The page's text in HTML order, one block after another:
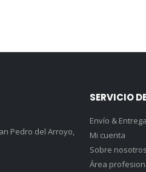
Pedro del Arroyo,
SERVICIO
Envío &
Mi cuenta
Sobre nosotros
Área